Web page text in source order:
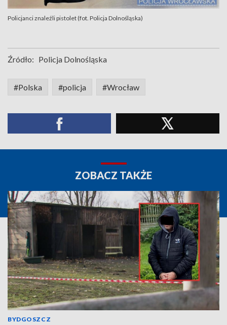
Policjanci znaleźli pistolet (fot. Policja Dolnośląska)
Źródło: Policja Dolnośląska
#Polska #policja #Wrocław
ZOBACZ TAKŻE
BYDGOSZCZ